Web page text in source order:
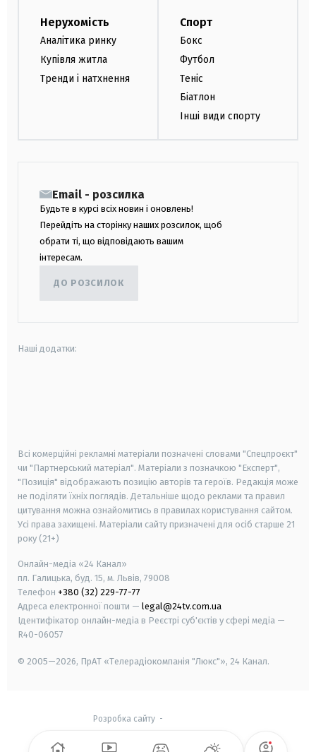
Нерухомість
Аналітика ринку
Купівля житла
Тренди і натхнення
Спорт
Бокс
Футбол
Теніс
Біатлон
Інші види спорту
Email - розсилка
Будьте в курсі всіх новин і оновлень!
Перейдіть на сторінку наших розсилок, щоб
обрати ті, що відповідають вашим
інтересам.
ДО РОЗСИЛОК
Наші додатки:
Всі комерційні рекламні матеріали позначені словами "Спецпроєкт"
чи "Партнерський матеріал". Матеріали з позначкою "Експерт",
"Позиція" відображають позицію авторів та героїв. Редакція може
не поділяти їхніх поглядів. Детальніше щодо реклами та правил
цитування можна ознайомитись в правилах користування сайтом.
Усі права захищені. Матеріали сайту призначені для осіб старше 21
року (21+)
Онлайн-медіа «24 Канал»
пл. Галицька, буд. 15, м. Львів, 79008
Телефон +380 (32) 229-77-77
Адреса електронної пошти — legal@24tv.com.ua
Ідентифікатор онлайн-медіа в Реєстрі суб'єктів у сфері медіа —
R40-06057
© 2005—2026, ПрАТ «Телерадіокомпанія "Люкс"», 24 Канал.
Розробка сайту-